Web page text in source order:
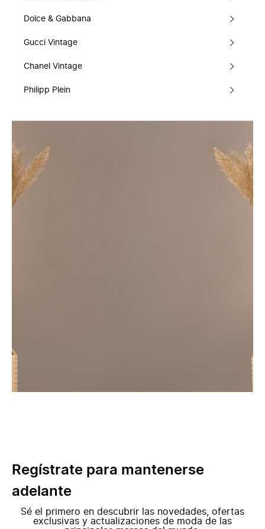
Dolce & Gabbana
Gucci Vintage
Chanel Vintage
Philipp Plein
Regístrate para mantenerse
adelante
Sé el primero en descubrir las novedades, ofertas
exclusivas y actualizaciones de moda de las